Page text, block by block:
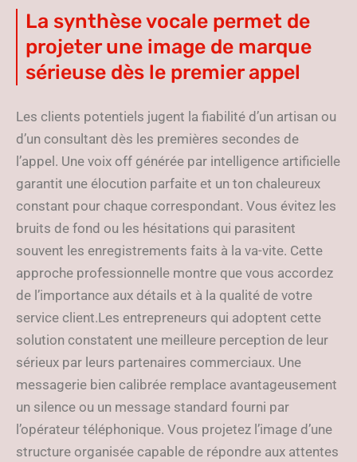
La synthèse vocale permet de
projeter une image de marque
sérieuse dès le premier appel
Les clients potentiels jugent la fiabilité d’un artisan ou
d’un consultant dès les premières secondes de
l’appel. Une voix off générée par intelligence artificielle
garantit une élocution parfaite et un ton chaleureux
constant pour chaque correspondant. Vous évitez les
bruits de fond ou les hésitations qui parasitent
souvent les enregistrements faits à la va-vite. Cette
approche professionnelle montre que vous accordez
de l’importance aux détails et à la qualité de votre
service client.Les entrepreneurs qui adoptent cette
solution constatent une meilleure perception de leur
sérieux par leurs partenaires commerciaux. Une
messagerie bien calibrée remplace avantageusement
un silence ou un message standard fourni par
l’opérateur téléphonique. Vous projetez l’image d’une
structure organisée capable de répondre aux attentes